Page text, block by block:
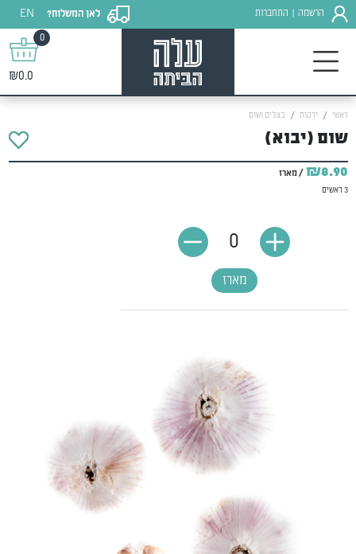
הרשמה התחברות לאן המשלוח?
EN
0
₪0.0
ראשי ירקות בצלים ושום
שום (יבוא)
₪8.90 / מארז
3 ראשים
מארז
0